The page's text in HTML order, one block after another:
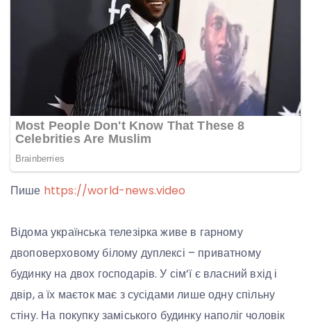
Пише https://world-news.video
Відома українська телезірка живе в гарному
двоповерховому білому дуплексі – приватному
будинку на двох господарів. У сім’ї є власний вхід і
двір, а їх маєток має з сусідами лише одну спільну
стіну. На покупку заміського будинку наполіг чоловік